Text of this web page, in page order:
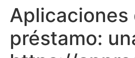
Aplicaciones
préstamo: